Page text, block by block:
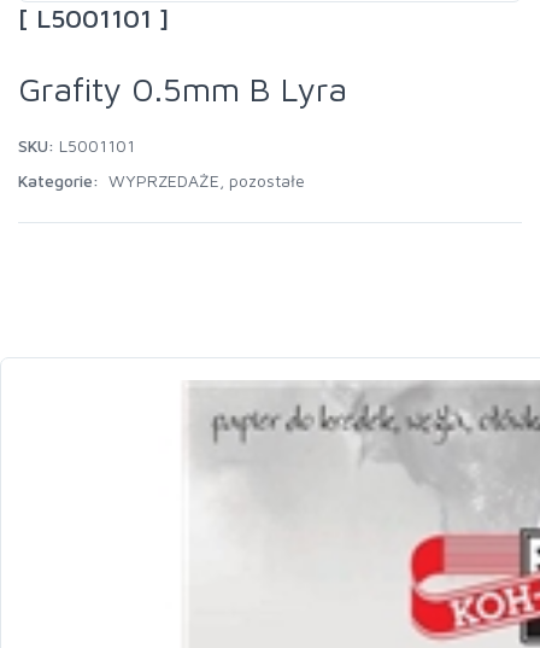
[ L5001101 ]
Grafity 0.5mm B Lyra
SKU: L5001101
Kategorie: WYPRZEDAŻE pozostałe